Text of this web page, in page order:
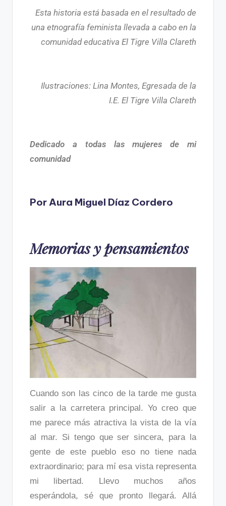
Esta historia está basada en el resultado de
una etnografía feminista llevada a cabo en la
comunidad educativa El Tigre Villa Clareth
Ilustraciones: Lina Montes, Egresada de la
I.E. El Tigre Villa Clareth
Dedicado a todas las mujeres de mi
comunidad
Por Aura Miguel Díaz Cordero
Memorias y pensamientos
Cuando son las cinco de la tarde me gusta
salir a la carretera principal. Yo creo que
me parece más atractiva la vista de la vía
al mar. Si tengo que ser sincera, para la
gente de este pueblo eso no tiene nada
extraordinario; para mí esa vista representa
mi libertad. Llevo muchos años
esperándola, sé que pronto llegará. Allá